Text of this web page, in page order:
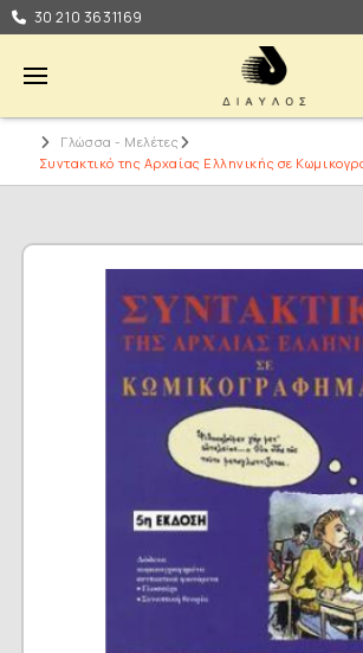
30 210 3631169
Γλώσσα - Μελέτες
Συντακτικό της Αρχαίας Ελληνικής σε